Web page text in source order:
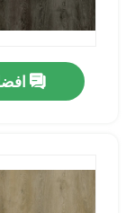
Products